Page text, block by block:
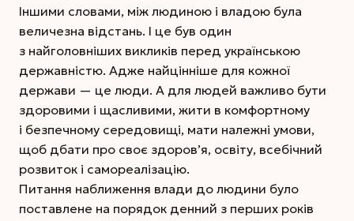
Іншими словами, між людиною і владою була
величезна відстань. І це був один
з найголовніших викликів перед українською
державністю. Адже найцінніше для кожної
держави — це люди. А для людей важливо бути
здоровими і щасливими, жити в комфортному
і безпечному середовищі, мати належні умови,
щоб дбати про своє здоров’я, освіту, всебічний
розвиток і самореалізацію.
Питання наближення влади до людини було
поставлене на порядок денний з перших років